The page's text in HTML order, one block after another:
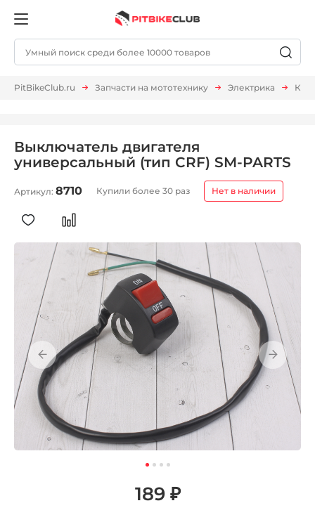
PitBikeClub.ru Запчасти на мототехнику Электрика
Выключатель двигателя
универсальный (тип CRF) SM-PARTS
Артикул: 8710 Купили более 30 раз Нет в наличии
189 ₽